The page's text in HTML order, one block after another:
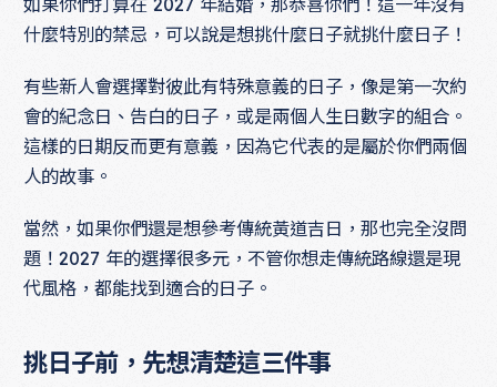
什麼特別的禁忌，可以說是想挑什麼日子就挑什麼日子！
有些新人會選擇對彼此有特殊意義的日子，像是第一次約
會的紀念日、告白的日子，或是兩個人生日數字的組合。
這樣的日期反而更有意義，因為它代表的是屬於你們兩個
人的故事。
當然，如果你們還是想參考傳統黃道吉日，那也完全沒問
題！2027 年的選擇很多元，不管你想走傳統路線還是現
代風格，都能找到適合的日子。
挑日子前，先想清楚這三件事